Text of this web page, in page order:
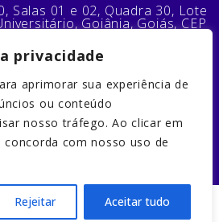
privacidade
aprimorar sua experiência de
ou conteúdo
nosso tráfego. Ao clicar em
concorda com nosso uso de
Rejeitar Aceitar tudo
Salas 01 e 02, Quadra 30, Lote
Goiânia, Goiás, CEP
Sociais
direitos reservados. Desenvolvido por